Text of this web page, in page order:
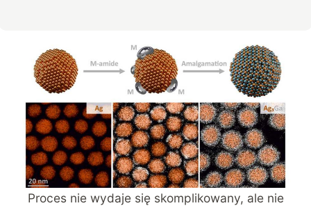
Proces nie wydaje się skomplikowany, ale nie